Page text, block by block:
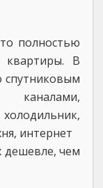
полностью
квартиры. В
спутниковым
каналами,
интернет
дешевле, чем